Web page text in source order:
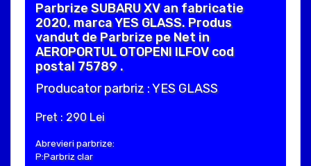
Parbrize SUBARU XV an fabricatie
2020, marca YES GLASS. Produs
vandut de Parbrize pe Net in
AEROPORTUL OTOPENI ILFOV cod
postal 75789 .
Producator parbriz : YES GLASS
Pret : 290 Lei
Abrevieri parbrize:
P:Parbriz clar